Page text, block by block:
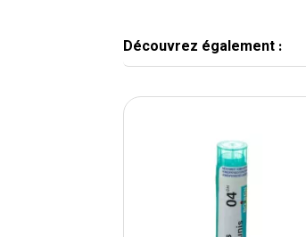
Découvrez également :